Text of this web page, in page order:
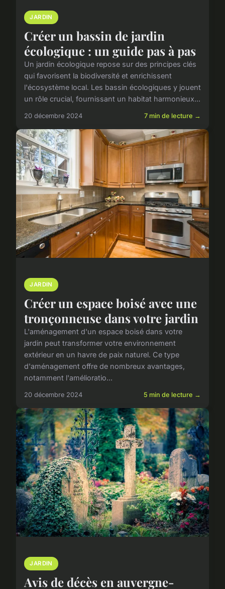
JARDIN
Créer un bassin de jardin
écologique : un guide pas à pas
Un jardin écologique repose sur des principes clés
qui favorisent la biodiversité et enrichissent
l'écosystème local. Les bassin écologiques y jouent
un rôle crucial, fournissant un habitat harmonieux...
20 décembre 2024 7 min de lecture →
JARDIN
Créer un espace boisé avec une
tronçonneuse dans votre jardin
L'aménagement d'un espace boisé dans votre
jardin peut transformer votre environnement
extérieur en un havre de paix naturel. Ce type
d'aménagement offre de nombreux avantages,
notamment l'amélioratio...
20 décembre 2024 5 min de lecture →
JARDIN
Avis de décès en auvergne-